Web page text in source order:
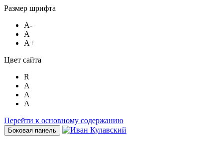
Размер шрифта
A-
A
A+
Цвет сайта
R
A
A
A
Перейти к основному содержанию
Боковая панель